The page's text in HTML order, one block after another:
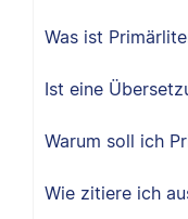
Was ist
Ist eine
Warum soll ich
Wie zitiere ich